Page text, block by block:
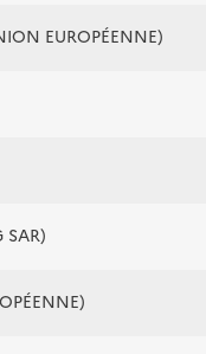
EUROPÉENNE)